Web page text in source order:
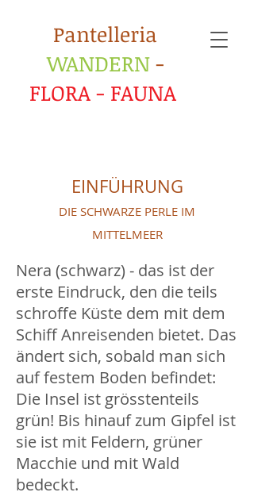
​Pantelleria
WANDERN-
FLORA - FAUNA
EINFÜHRUNG
DIE SCHWARZE PERLE IM
MITTELMEER
Nera (schwarz) - das ist der
erste Eindruck, den die teils
schroffe Küste dem mit dem
Schiff Anreisenden bietet. Das
ändert sich, sobald man sich
auf festem Boden befindet:
Die Insel ist grösstenteils
grün! Bis hinauf zum Gipfel ist
sie ist mit Feldern, grüner
Macchie und mit Wald
bedeckt.